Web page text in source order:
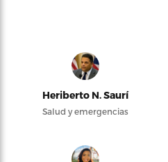
Heriberto N. Saurí
Salud y emergencias